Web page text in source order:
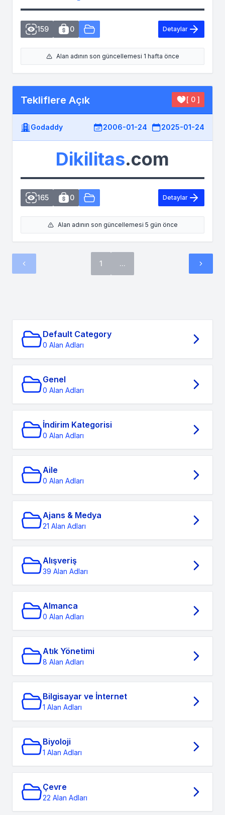
159 0 Detaylar
Alan adının son güncellemesi 1 hafta önce
Tekliflere Açık [ 0 ]
Godaddy 2006-01-24 2025-01-24
Dikilitas.com
165 0 Detaylar
Alan adının son güncellemesi 5 gün önce
1 ...
Default Category
0 Alan Adları
Genel
0 Alan Adları
İndirim Kategorisi
0 Alan Adları
Aile
0 Alan Adları
Ajans & Medya
21 Alan Adları
Alışveriş
39 Alan Adları
Almanca
0 Alan Adları
Atık Yönetimi
8 Alan Adları
Bilgisayar ve İnternet
1 Alan Adları
Biyoloji
1 Alan Adları
Çevre
22 Alan Adları